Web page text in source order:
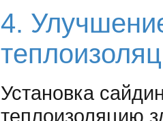
4.
Установка
теплоизоляцию